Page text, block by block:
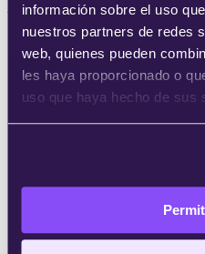
información sobre el uso
nuestros partners de redes
web, quienes pueden
les haya proporcionado o
uso que haya hecho de sus
Tecnología
Blockchain
Fintech
Ciberseguridad
Industria 4.0
Programación
Másters
Cursos